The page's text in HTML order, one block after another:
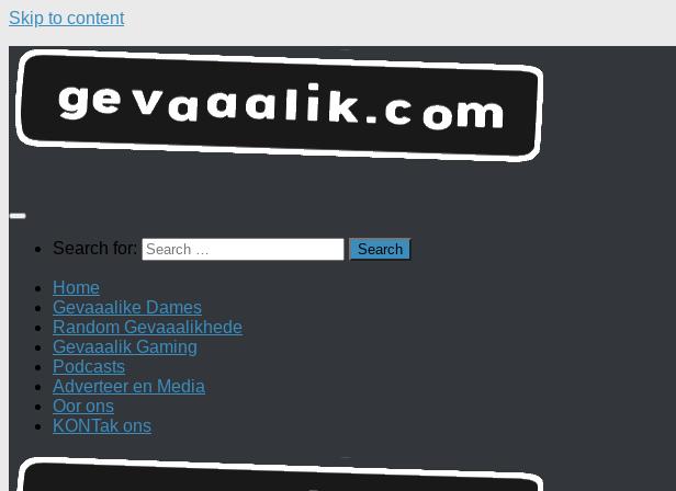
Skip to content
Search for:
Home
Gevaaalike Dames
Random Gevaaalikhede
Gevaaalik Gaming
Podcasts
Adverteer en Media
Oor ons
KONTak ons